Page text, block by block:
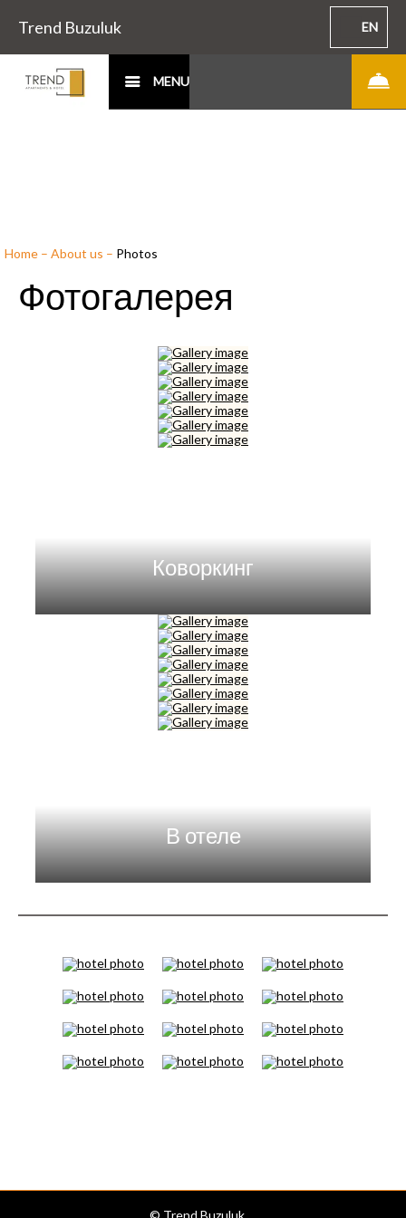
Trend Buzuluk EN
MENU
Home – About us – Photos
Фотогалерея
Коворкинг
В отеле
© Trend Buzuluk